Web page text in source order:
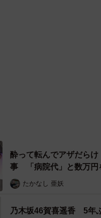
酔って転んでアザだら
事 「病院代」と数万円
たかなし 亜妖
乃木坂46賀喜遥香 5年